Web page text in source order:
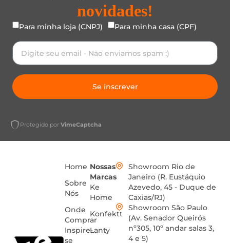
novidades!
Para minha loja (CNPJ) Para minha casa (CPF)
Se inscrever
Protegido por VimeCaptcha
Home
Sobre
Nós
Onde
Comprar
Inspire-
se
Nossas
Marcas
Ke
Home
Konfektt
Lanty
Showroom Rio de
Janeiro (R. Eustáquio
Azevedo, 45 - Duque de
Caxias/RJ)
Showroom São Paulo
(Av. Senador Queirós
nº305, 10º andar salas 3,
4 e 5)